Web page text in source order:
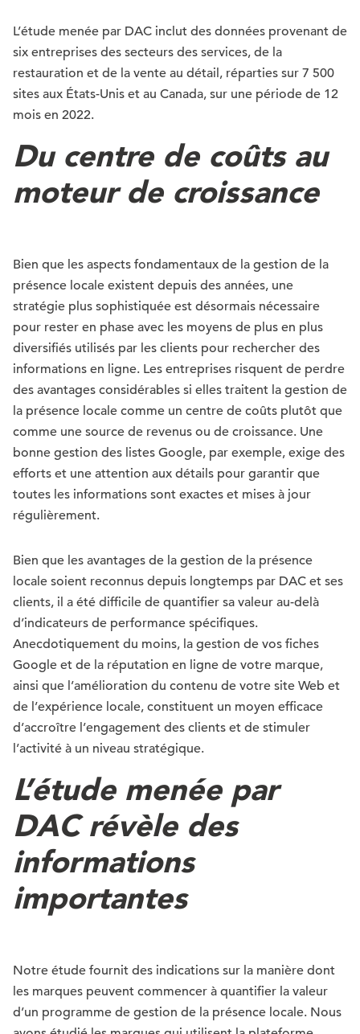
L’étude menée par DAC inclut des données provenant de
six entreprises des secteurs des services, de la
restauration et de la vente au détail, réparties sur 7 500
sites aux États-Unis et au Canada, sur une période de 12
mois en 2022.
Du centre de coûts au
moteur de croissance
Bien que les aspects fondamentaux de la gestion de la
présence locale existent depuis des années, une
stratégie plus sophistiquée est désormais nécessaire
pour rester en phase avec les moyens de plus en plus
diversifiés utilisés par les clients pour rechercher des
informations en ligne. Les entreprises risquent de perdre
des avantages considérables si elles traitent la gestion de
la présence locale comme un centre de coûts plutôt que
comme une source de revenus ou de croissance. Une
bonne gestion des listes Google, par exemple, exige des
efforts et une attention aux détails pour garantir que
toutes les informations sont exactes et mises à jour
régulièrement.
Bien que les avantages de la gestion de la présence
locale soient reconnus depuis longtemps par DAC et ses
clients, il a été difficile de quantifier sa valeur au-delà
d’indicateurs de performance spécifiques.
Anecdotiquement du moins, la gestion de vos fiches
Google et de la réputation en ligne de votre marque,
ainsi que l’amélioration du contenu de votre site Web et
de l’expérience locale, constituent un moyen efficace
d’accroître l’engagement des clients et de stimuler
l’activité à un niveau stratégique.
L’étude menée par
DAC révèle des
informations
importantes
Notre étude fournit des indications sur la manière dont
les marques peuvent commencer à quantifier la valeur
d’un programme de gestion de la présence locale. Nous